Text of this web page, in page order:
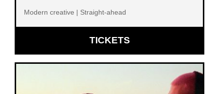
Modern creative | Straight-ahead
TICKETSOPENT
IN
VENSTER